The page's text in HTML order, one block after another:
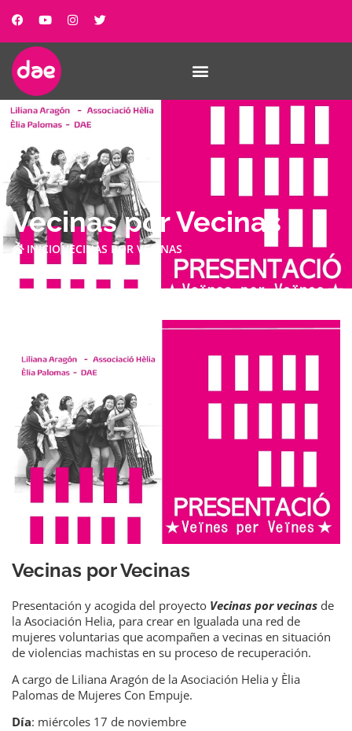
Vecinas por Vecinas
INICIOVECINAS POR VECINAS
Vecinas por Vecinas
Presentación y acogida del proyecto Vecinas por vecinas de
la Asociación Helia, para crear en Igualada una red de
mujeres voluntarias que acompañen a vecinas en situación
de violencias machistas en su proceso de recuperación.
A cargo de Liliana Aragón de la Asociación Helia y Èlia
Palomas de Mujeres Con Empuje.
Día: miércoles 17 de noviembre